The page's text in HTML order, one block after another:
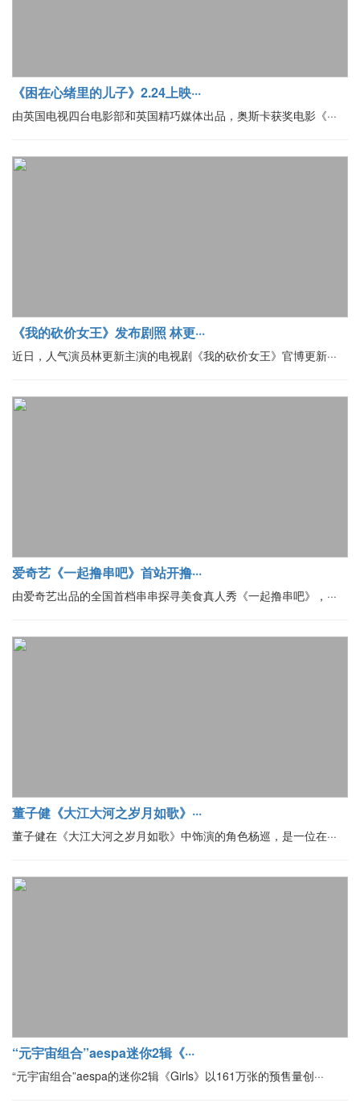
《困在心绪里的儿子》2.24上映···
由英国电视四台电影部和英国精巧媒体出品，奥斯卡获奖电影《···
《我的砍价女王》发布剧照 林更···
近日，人气演员林更新主演的电视剧《我的砍价女王》官博更新···
爱奇艺《一起撸串吧》首站开撸···
由爱奇艺出品的全国首档串串探寻美食真人秀《一起撸串吧》，···
董子健《大江大河之岁月如歌》···
董子健在《大江大河之岁月如歌》中饰演的角色杨巡，是一位在···
“元宇宙组合”aespa迷你2辑《···
“元宇宙组合”aespa的迷你2辑《Girls》以161万张的预售量创···